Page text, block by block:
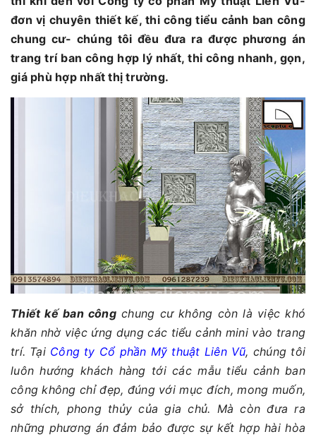
đơn vị chuyên thiết kế, thi công tiểu cảnh ban công
chung cư- chúng tôi đều đưa ra được phương án
trang trí ban công hợp lý nhất, thi công nhanh, gọn,
giá phù hợp nhất thị trường.
Thiết kế ban côngchung cư không còn là việc khó
khăn nhờ việc ứng dụng các tiểu cảnh mini vào trang
trí. Tại Công ty Cổ phần Mỹ thuật Liên Vũ, chúng tôi
luôn hướng khách hàng tới các mẫu tiểu cảnh ban
công không chỉ đẹp, đúng với mục đích, mong muốn,
sở thích, phong thủy của gia chủ. Mà còn đưa ra
những phương án đảm bảo được sự kết hợp hài hòa